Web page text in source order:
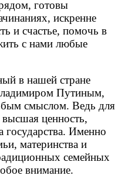
готовы
искренне
и счастье, помочь в
с нами любые
в нашей стране
Путиным,
смыслом. Ведь для
ценность,
государства. Именно
материнства и
семейных
внимание.